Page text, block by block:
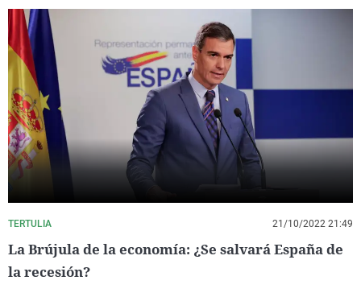
TERTULIA 21/10/2022 21:49
La Brújula de la economía: ¿Se salvará España de
la recesión?